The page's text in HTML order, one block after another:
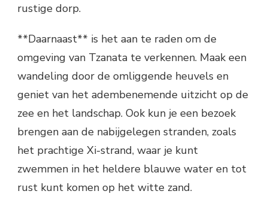
rustige dorp.
**Daarnaast** is het aan te raden om de
omgeving van Tzanata te verkennen. Maak een
wandeling door de omliggende heuvels en
geniet van het adembenemende uitzicht op de
zee en het landschap. Ook kun je een bezoek
brengen aan de nabijgelegen stranden, zoals
het prachtige Xi-strand, waar je kunt
zwemmen in het heldere blauwe water en tot
rust kunt komen op het witte zand.